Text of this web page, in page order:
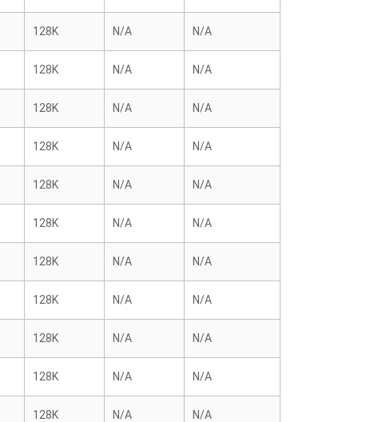
128K N/A N/A
128K N/A N/A
128K N/A N/A
128K N/A N/A
128K N/A N/A
128K N/A N/A
128K N/A N/A
128K N/A N/A
128K N/A N/A
128K N/A N/A
128K N/A N/A